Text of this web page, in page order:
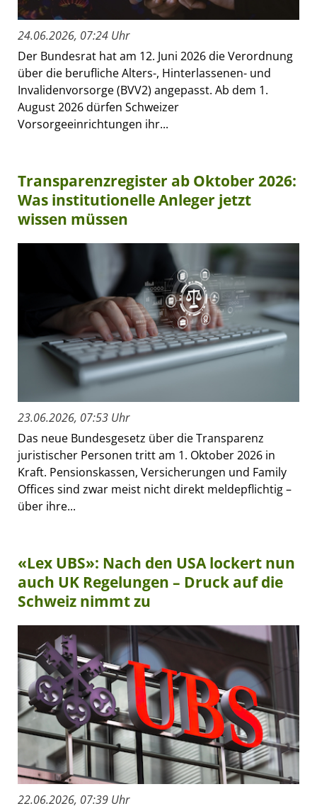
24.06.2026, 07:24 Uhr
Der Bundesrat hat am 12. Juni 2026 die Verordnung
über die berufliche Alters-, Hinterlassenen- und
Invalidenvorsorge (BVV2) angepasst. Ab dem 1.
August 2026 dürfen Schweizer
Vorsorgeeinrichtungen ihr...
Transparenzregister ab Oktober 2026:
Was institutionelle Anleger jetzt
wissen müssen
23.06.2026, 07:53 Uhr
Das neue Bundesgesetz über die Transparenz
juristischer Personen tritt am 1. Oktober 2026 in
Kraft. Pensionskassen, Versicherungen und Family
Offices sind zwar meist nicht direkt meldepflichtig –
über ihre...
«Lex UBS»: Nach den USA lockert nun
auch UK Regelungen – Druck auf die
Schweiz nimmt zu
22.06.2026, 07:39 Uhr